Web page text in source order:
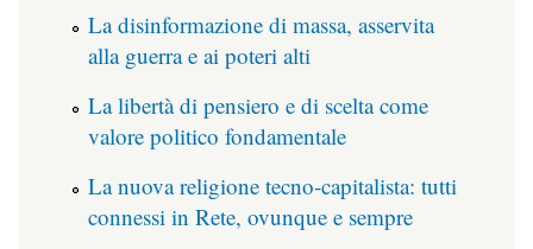
La disinformazione di massa, asservita
alla guerra e ai poteri alti
La libertà di pensiero e di scelta come
valore politico fondamentale
La nuova religione tecno-capitalista: tutti
connessi in Rete, ovunque e sempre